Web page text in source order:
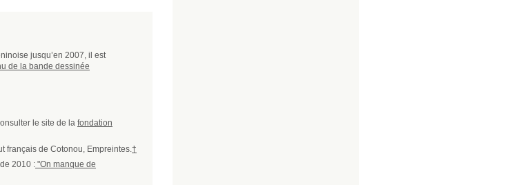
jusqu’en 2007, il est
de la bande dessinée
le site de la fondation
français de Cotonou, Empreintes.†
2010 : "On manque de